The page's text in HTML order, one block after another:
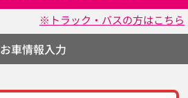
※トラック・バスの方はこちら
お車情報入力